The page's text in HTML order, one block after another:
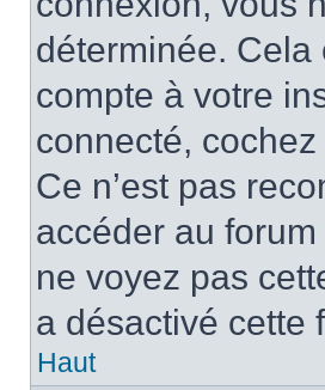
déterminée. Cela
compte à votre
connecté,
Ce n’est pas
accéder au
ne voyez pas
a désactivé cette
Haut